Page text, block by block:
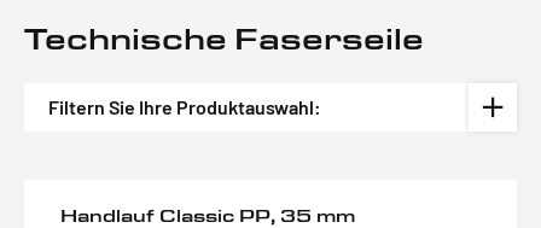
Technische Faserseile
Filtern Sie Ihre Produktauswahl:
Handlauf Classic PP, 35 mm